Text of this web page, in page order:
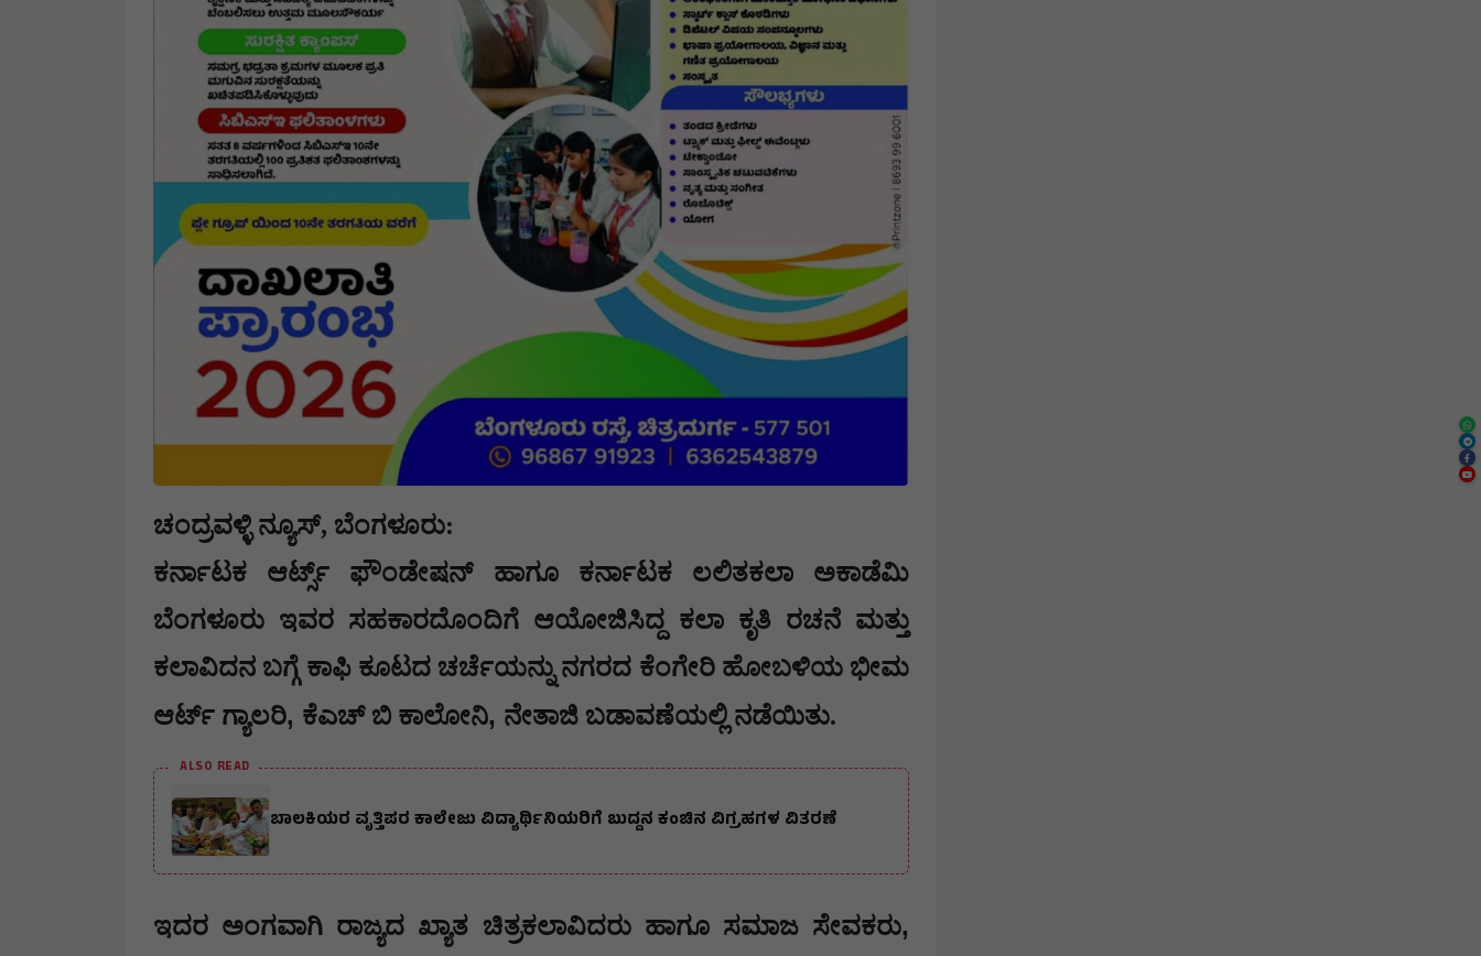
ಚಂದ್ರವಳ್ಳಿ ನ್ಯೂಸ್, ಬೆಂಗಳೂರು:
ಕರ್ನಾಟಕ ಆರ್ಟ್ಸ್ ಫೌಂಡೇಷನ್ ಹಾಗೂ ಕರ್ನಾಟಕ ಲಲಿತಕಲಾ ಅಕಾಡೆಮಿ
ಬೆಂಗಳೂರು ಇವರ ಸಹಕಾರದೊಂದಿಗೆ ಆಯೋಜಿಸಿದ್ದ ಕಲಾ ಕೃತಿ ರಚನೆ ಮತ್ತು
ಕಲಾವಿದನ ಬಗ್ಗೆ ಕಾಫಿ ಕೂಟದ ಚರ್ಚೆಯನ್ನು ನಗರದ ಕೆಂಗೇರಿ ಹೋಬಳಿಯ ಭೀಮ
ಆರ್ಟ್ ಗ್ಯಾಲರಿ, ಕೆಎಚ್ ಬಿ ಕಾಲೋನಿ, ನೇತಾಜಿ ಬಡಾವಣೆಯಲ್ಲಿ ನಡೆಯಿತು.
ALSO READ
ಬಾಲಕಿಯರ ವೃತ್ತಿಪರ ಕಾಲೇಜು ವಿದ್ಯಾರ್ಥಿನಿಯರಿಗೆ ಬುದ್ದನ ಕಂಚಿನ ವಿಗ್ರಹಗಳ ವಿತರಣೆ
ಇದರ ಅಂಗವಾಗಿ ರಾಜ್ಯದ ಖ್ಯಾತ ಚಿತ್ರಕಲಾವಿದರು ಹಾಗೂ ಸಮಾಜ ಸೇವಕರು,